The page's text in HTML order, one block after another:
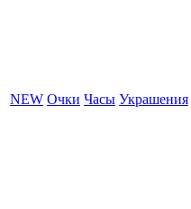
NEW Очки Часы Украшения